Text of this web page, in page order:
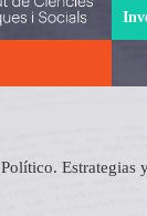
Estrategias